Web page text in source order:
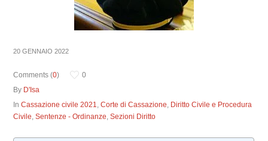
20 GENNAIO 2022
Comments (0)
0
By D'Isa
InCassazione civile 2021,Corte di Cassazione, Diritto Civile e Procedura
Civile,Sentenze - Ordinanze,Sezioni Diritto